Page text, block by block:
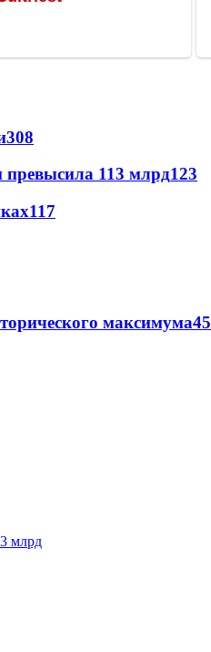
308
превысила 113 млрд123
117
максимума45
млрд